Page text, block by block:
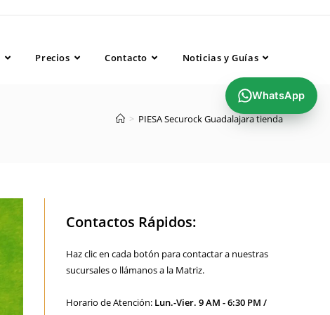
Precios Contacto Noticias y Guías
> PIESA Securock Guadalajara tienda
Contactos Rápidos:
Haz clic en cada botón para contactar a nuestras
sucursales o llámanos a la Matriz.
Horario de Atención: Lun.-Vier. 9 AM - 6:30 PM /
WhatsApp